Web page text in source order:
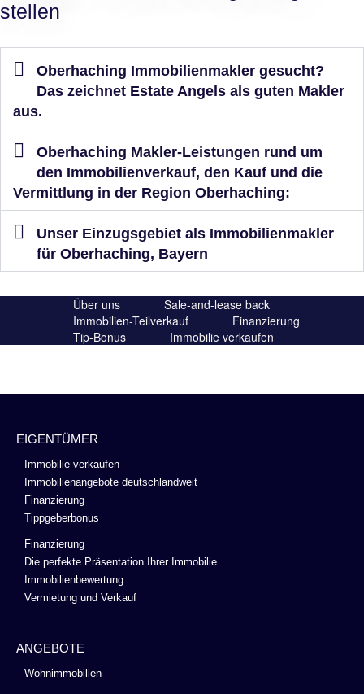
stellen
Oberhaching Immobilienmakler gesucht?
Das zeichnet Estate Angels als guten Makler
aus.
Oberhaching Makler-Leistungen rund um
den Immobilienverkauf, den Kauf und die
Vermittlung in der Region Oberhaching:
Unser Einzugsgebiet als Immobilienmakler
für Oberhaching, Bayern
Über uns
Sale-and-lease back
Immobilien-Teilverkauf
Finanzierung
Tip-Bonus
Immobilie verkaufen
EIGENTÜMER
Immobilie verkaufen
Immobilienangebote deutschlandweit
Finanzierung
Tippgeberbonus
Finanzierung
Die perfekte Präsentation Ihrer Immobilie
Immobilienbewertung
Vermietung und Verkauf
ANGEBOTE
Wohnimmobilien